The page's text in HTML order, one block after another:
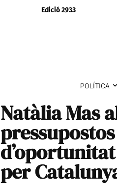
Edició 2933
POLÍTICA
Natàlia Mas
per